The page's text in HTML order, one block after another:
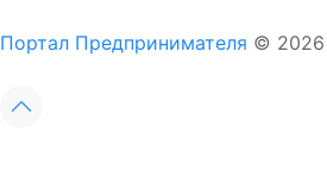
Портал Предпринимателя © 2026